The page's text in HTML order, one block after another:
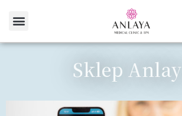
Sklep